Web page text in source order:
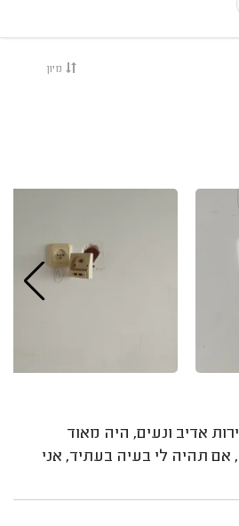
מיון
אדיב ונעים, היה מאוד
תהיה לי בעיה בעתיד, אני